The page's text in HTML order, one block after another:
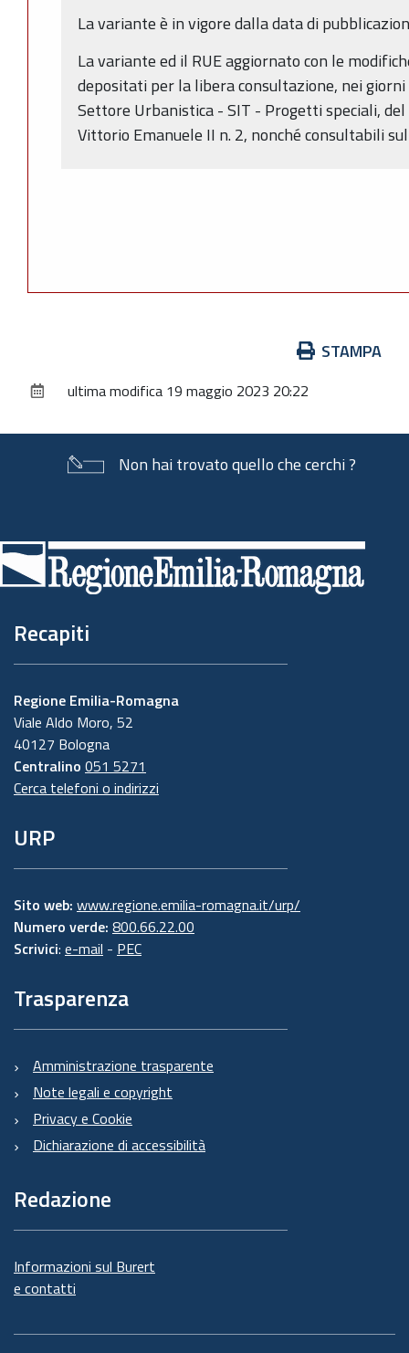
La variante è in vigore dalla data di
La variante ed il RUE aggiornato con le
depositati per la libera consultazione, nei
Settore Urbanistica - SIT - Progetti speciali, del
Vittorio Emanuele II n. 2, nonché consultabili
documento
STAMPA
ultima modifica 19 maggio 2023 20:22
Non hai trovato quello che cerchi ?
di
pagina
Recapiti
Regione Emilia-Romagna
Viale Aldo Moro, 52
40127 Bologna
Centralino 051 5271
Cerca telefoni o indirizzi
URP
Sito web: www.regione.emilia-romagna.it/urp/
Numero verde: 800.66.22.00
Scrivici: e-mail - PEC
Trasparenza
Amministrazione trasparente
Note legali e copyright
Privacy e Cookie
Dichiarazione di accessibilità
Redazione
Informazioni sul Burert
e contatti